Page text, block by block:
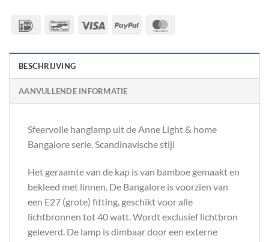
IDeal Bancontact
Visa PayPal
BESCHRIJVING
AANVULLENDE INFORMATIE
Sfeervolle hanglamp uit de Anne Light & home
Bangalore serie. Scandinavische stijl
Het geraamte van de kap is van bamboe gemaakt en
bekleed met linnen. De Bangalore is voorzien van
een E27 (grote) fitting, geschikt voor alle
lichtbronnen tot 40 watt. Wordt exclusief lichtbron
geleverd. De lamp is dimbaar door een externe